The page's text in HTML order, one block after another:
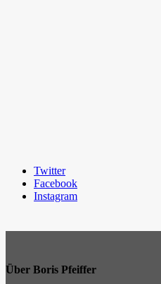
Twitter
Facebook
Instagram
Über Boris Pfeiffer